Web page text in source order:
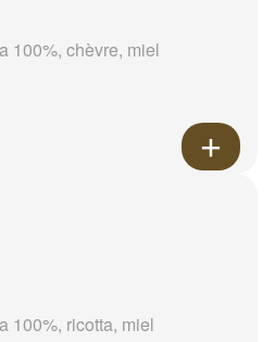
100%, chèvre, miel
100%, ricotta, miel